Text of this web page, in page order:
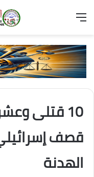
القائمة
10 قتلى
قصف
الهدنة